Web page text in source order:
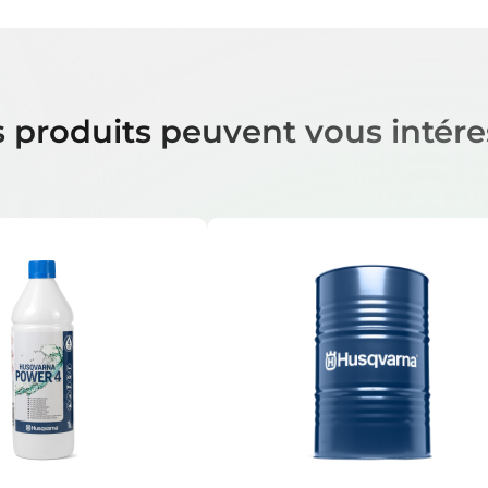
produits peuvent vous